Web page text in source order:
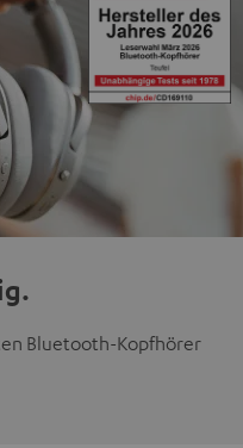
Bluetooth-Kopfhörer